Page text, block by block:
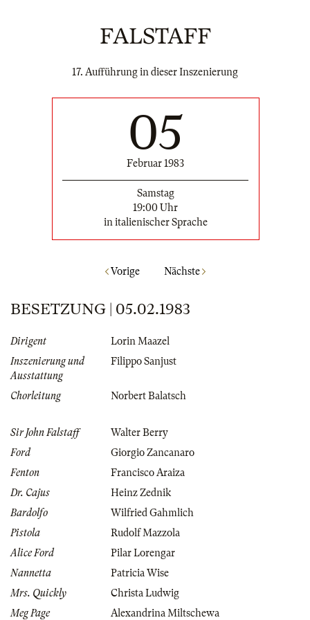
FALSTAFF
17. Aufführung in dieser Inszenierung
05
Februar 1983
Samstag
19:00 Uhr
in italienischer Sprache
Vorige Nächste
BESETZUNG | 05.02.1983
Dirigent
Lorin Maazel
Inszenierung und
Ausstattung
Filippo Sanjust
Chorleitung Norbert Balatsch
Sir John Falstaff
Walter Berry
Ford
Giorgio Zancanaro
Fenton
Francisco Araiza
Dr. Cajus
Heinz Zednik
Bardolfo
Wilfried Gahmlich
Pistola
Rudolf Mazzola
Alice Ford
Pilar Lorengar
Nannetta
Patricia Wise
Mrs. Quickly
Christa Ludwig
Meg Page
Alexandrina Miltschewa